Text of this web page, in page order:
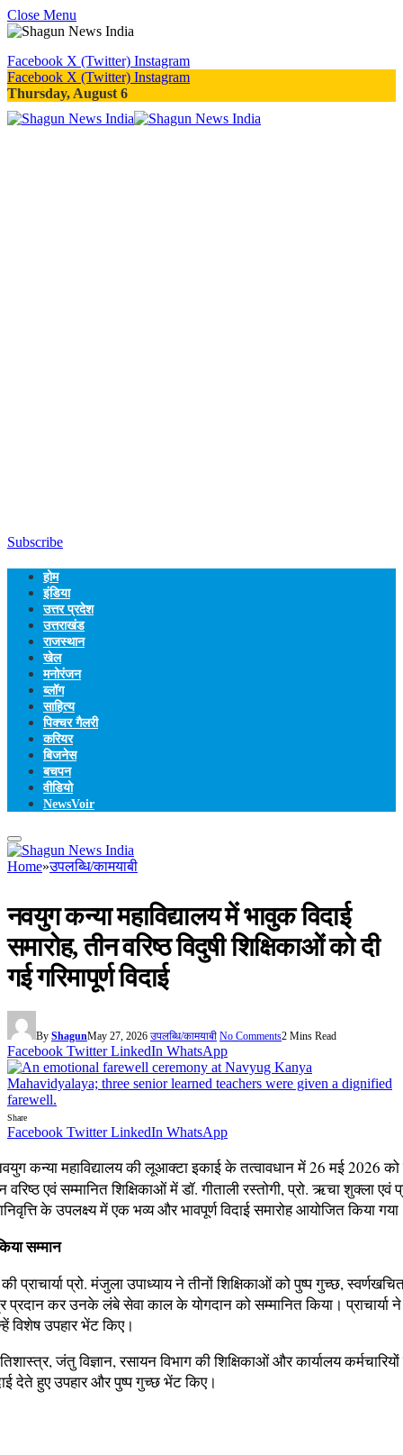
Close Menu
Facebook X (Twitter) Instagram
Facebook X (Twitter) Instagram
Thursday, August 6
Subscribe
होम
इंडिया
उत्तर प्रदेश
उत्तराखंड
राजस्थान
खेल
मनोरंजन
ब्लॉग
साहित्य
पिक्चर गैलरी
करियर
बिजनेस
बचपन
वीडियो
NewsVoir
Home»उपलब्धि/कामयाबी
नवयुग कन्या महाविद्यालय में भावुक विदाई
समारोह, तीन वरिष्ठ विदुषी शिक्षिकाओं को दी
गई गरिमापूर्ण विदाई
By ShagunMay 27, 2026 उपलब्धि/कामयाबी No Comments2 Mins Read
Facebook Twitter LinkedIn WhatsApp
Share
Facebook Twitter LinkedIn WhatsApp
कन्या महाविद्यालय की लूआक्टा इकाई के तत्वावधान में 26 मई 2026 को
वरिष्ठ एवं सम्मानित शिक्षिकाओं में डॉ. गीताली रस्तोगी, प्रो. ऋचा शुक्ला एवं
के उपलक्ष्य में एक भव्य और भावपूर्ण विदाई समारोह आयोजित किया
सम्मान
की प्राचार्या प्रो. मंजुला उपाध्याय ने तीनों शिक्षिकाओं को पुष्प गुच्छ,
प्रदान कर उनके लंबे सेवा काल के योगदान को सम्मानित किया। प्राचार्या
विशेष उपहार भेंट किए।
जंतु विज्ञान, रसायन विभाग की शिक्षिकाओं और कार्यालय
देते हुए उपहार और पुष्प गुच्छ भेंट किए।